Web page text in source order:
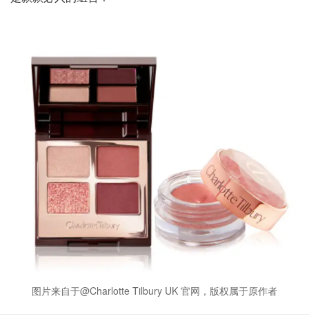
图片来自于@Charlotte Tilbury UK 官网，版权属于原作者